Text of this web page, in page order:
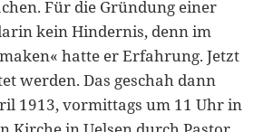
Für die Gründung einer
kein Hindernis, denn im
hatte er Erfahrung. Jetzt
werden. Das geschah dann
1913, vormittags um 11 Uhr in